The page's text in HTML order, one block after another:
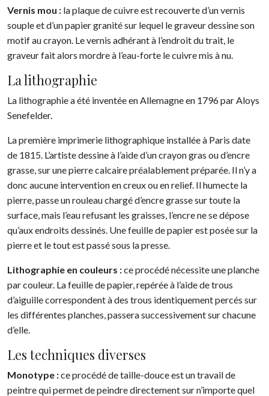
Vernis mou : la plaque de cuivre est recouverte d’un vernis
souple et d’un papier granité sur lequel le graveur dessine son
motif au crayon. Le vernis adhérant à l’endroit du trait, le
graveur fait alors mordre à l’eau-forte le cuivre mis à nu.
La lithographie
La lithographie a été inventée en Allemagne en 1796 par Aloys
Senefelder.
La première imprimerie lithographique installée à Paris date
de 1815. L’artiste dessine à l’aide d’un crayon gras ou d’encre
grasse, sur une pierre calcaire préalablement préparée. Il n’y a
donc aucune intervention en creux ou en relief. Il humecte la
pierre, passe un rouleau chargé d’encre grasse sur toute la
surface, mais l’eau refusant les graisses, l’encre ne se dépose
qu’aux endroits dessinés. Une feuille de papier est posée sur la
pierre et le tout est passé sous la presse.
Lithographie en couleurs :ce procédé nécessite une planche
par couleur. La feuille de papier, repérée à l’aide de trous
d’aiguille correspondent à des trous identiquement percés sur
les différentes planches, passera successivement sur chacune
d’elle.
Les techniques diverses
Monotype :ce procédé de taille-douce est un travail de
peintre qui permet de peindre directement sur n’importe quel